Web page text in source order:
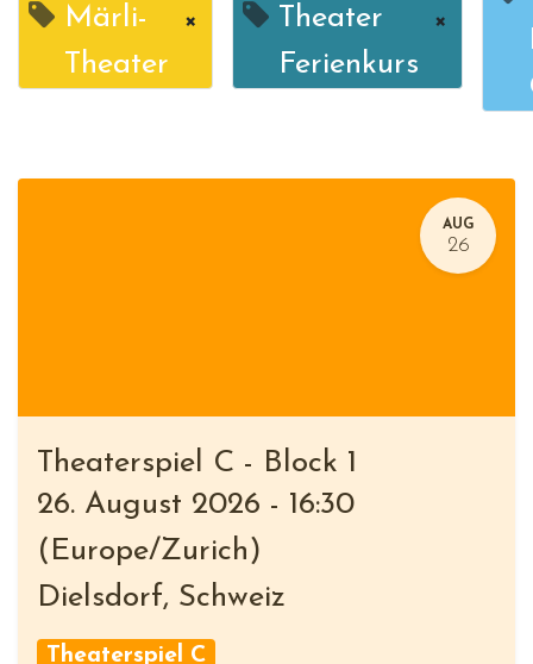
Märli-
Theater
×
Theater
Ferienkurs
×
AUG
26
Theaterspiel C - Block 1
26. August 2026 - 16:30
( Europe/Zurich )
Dielsdorf, Schweiz
Theaterspiel C